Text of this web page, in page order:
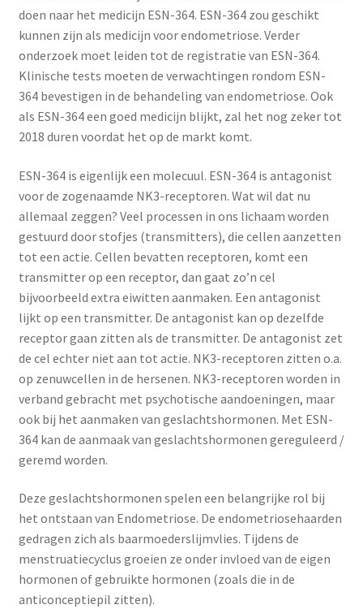
Diverse
Contact
doen naar het medicijn ESN-364. ESN-364 zou geschikt
kunnen zijn als medicijn voor endometriose. Verder
onderzoek moet leiden tot de registratie van ESN-364.
Klinische tests moeten de verwachtingen rondom ESN-
364 bevestigen in de behandeling van endometriose. Ook
als ESN-364 een goed medicijn blijkt, zal het nog zeker tot
2018 duren voordat het op de markt komt.
ESN-364 is eigenlijk een molecuul. ESN-364 is antagonist
voor de zogenaamde NK3-receptoren. Wat wil dat nu
allemaal zeggen? Veel processen in ons lichaam worden
gestuurd door stofjes (transmitters), die cellen aanzetten
tot een actie. Cellen bevatten receptoren, komt een
transmitter op een receptor, dan gaat zo’n cel
bijvoorbeeld extra eiwitten aanmaken. Een antagonist
lijkt op een transmitter. De antagonist kan op dezelfde
receptor gaan zitten als de transmitter. De antagonist zet
de cel echter niet aan tot actie. NK3-receptoren zitten o.a.
op zenuwcellen in de hersenen. NK3-receptoren worden in
verband gebracht met psychotische aandoeningen, maar
ook bij het aanmaken van geslachtshormonen. Met ESN-
364 kan de aanmaak van geslachtshormonen gereguleerd /
geremd worden.
Deze geslachtshormonen spelen een belangrijke rol bij
het ontstaan van Endometriose. De endometriosehaarden
gedragen zich als baarmoederslijmvlies. Tijdens de
menstruatiecyclus groeien ze onder invloed van de eigen
hormonen of gebruikte hormonen (zoals die in de
anticonceptiepil zitten).